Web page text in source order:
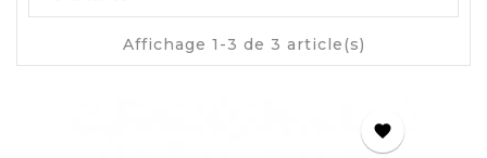
Affichage 1-3 de 3 article(s)
favorite